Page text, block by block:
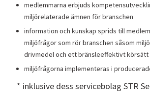
medlemmarna erbjuds
miljörelaterade ämnen för branschen
information och kunskap sprids till
miljöfrågor som rör branschen såsom
drivmedel och ett bränsleeffektivt körsätt
miljöfrågorna implementeras i
* inklusive dess servicebolag STR